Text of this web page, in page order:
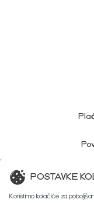
POSTAVKE
Koristimo kolačiće za